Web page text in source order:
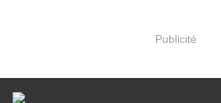
Publicité